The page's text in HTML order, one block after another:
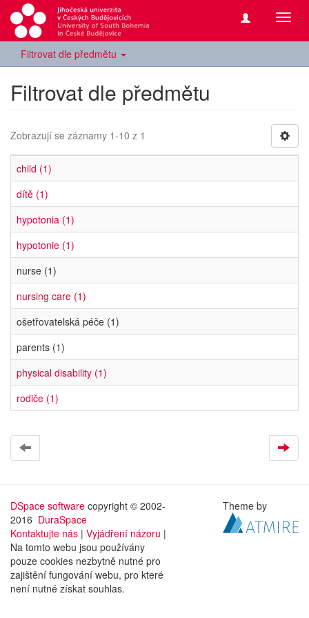
Filtrovat dle předmětu
Filtrovat dle předmětu
Zobrazují se záznamy 1-10 z 1
child (1)
dítě (1)
hypotonia (1)
hypotonie (1)
nurse (1)
nursing care (1)
ošetřovatelská péče (1)
parents (1)
physical disability (1)
rodiče (1)
DSpace software copyright © 2002-
2016 DuraSpace
Kontaktujte nás | Vyjádření názoru |
Na tomto webu jsou používány
pouze cookies nezbytně nutné pro
zajištění fungování webu, pro které
není nutné získat souhlas.
Theme by